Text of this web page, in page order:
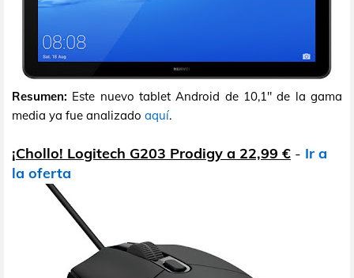
Resumen: Este nuevo tablet Android de 10,1" de la gama
media ya fue analizado aquí.
¡Chollo! Logitech G203 Prodigy a 22,99 € - Ir a
la oferta